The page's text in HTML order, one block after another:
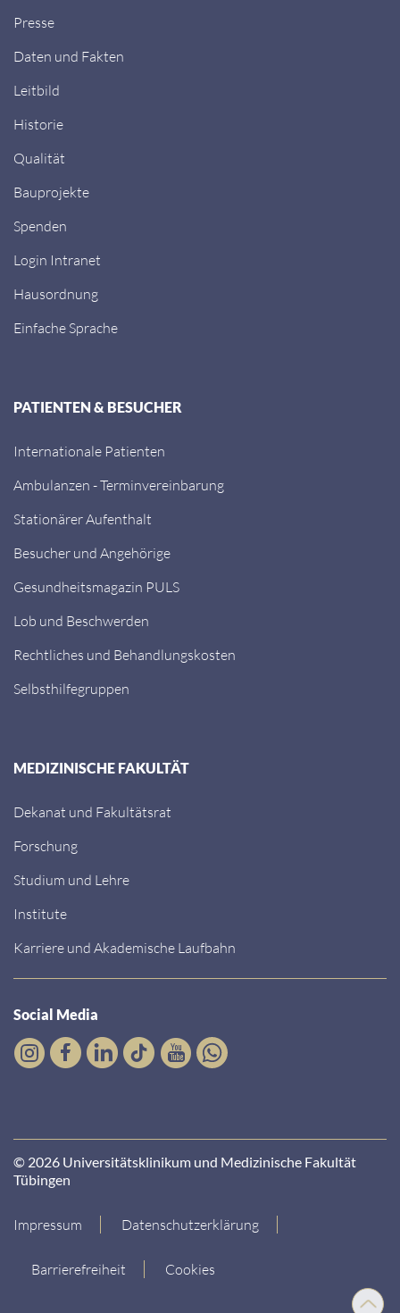
Nach
Presse
Daten und Fakten
Leitbild
Historie
Qualität
Bauprojekte
Spenden
Login Intranet
Hausordnung
Einfache Sprache
PATIENTEN & BESUCHER
Internationale Patienten
Ambulanzen - Terminvereinbarung
Stationärer Aufenthalt
Besucher und Angehörige
Gesundheitsmagazin PULS
Lob und Beschwerden
Rechtliches und Behandlungskosten
Selbsthilfegruppen
MEDIZINISCHE FAKULTÄT
Dekanat und Fakultätsrat
Forschung
Studium und Lehre
Institute
Karriere und Akademische Laufbahn
Social Media
© 2026 Universitätsklinikum und Medizinische Fakultät
Tübingen
Impressum Datenschutzerklärung
Barrierefreiheit Cookies